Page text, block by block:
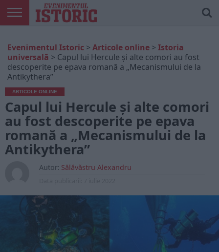
ONLINE
EDIȚII
TIPĂRITE
ISTORIC
PLAY
CONTUL
MEU
Evenimentul Istoric > Articole online > Istoria
universală > Capul lui Hercule și alte comori au fost
descoperite pe epava romană a „Mecanismului de la
Antikythera”
ARTICOLE ONLINE
Capul lui Hercule și alte comori
au fost descoperite pe epava
romană a „Mecanismului de la
Antikythera”
Autor: Sălăvăstru Alexandru